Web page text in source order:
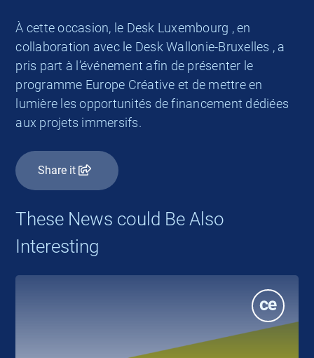
À cette occasion, le Desk Luxembourg , en
collaboration avec le Desk Wallonie-Bruxelles , a
pris part à l’événement afin de présenter le
programme Europe Créative et de mettre en
lumière les opportunités de financement dédiées
aux projets immersifs.
Share it
These News could Be Also
Interesting